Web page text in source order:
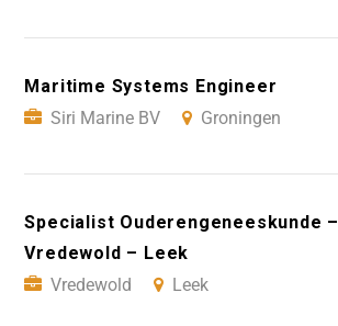
Maritime Systems Engineer
Siri Marine BV
Groningen
Specialist Ouderengeneeskunde –
Vredewold – Leek
Vredewold
Leek